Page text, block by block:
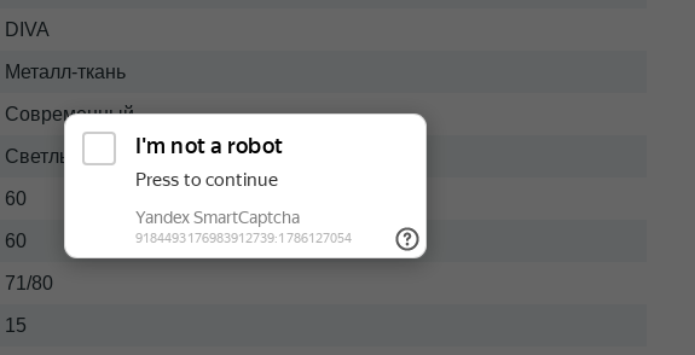
DIVA
Металл-ткань
Современный
Светлый
60
60
71/80
15